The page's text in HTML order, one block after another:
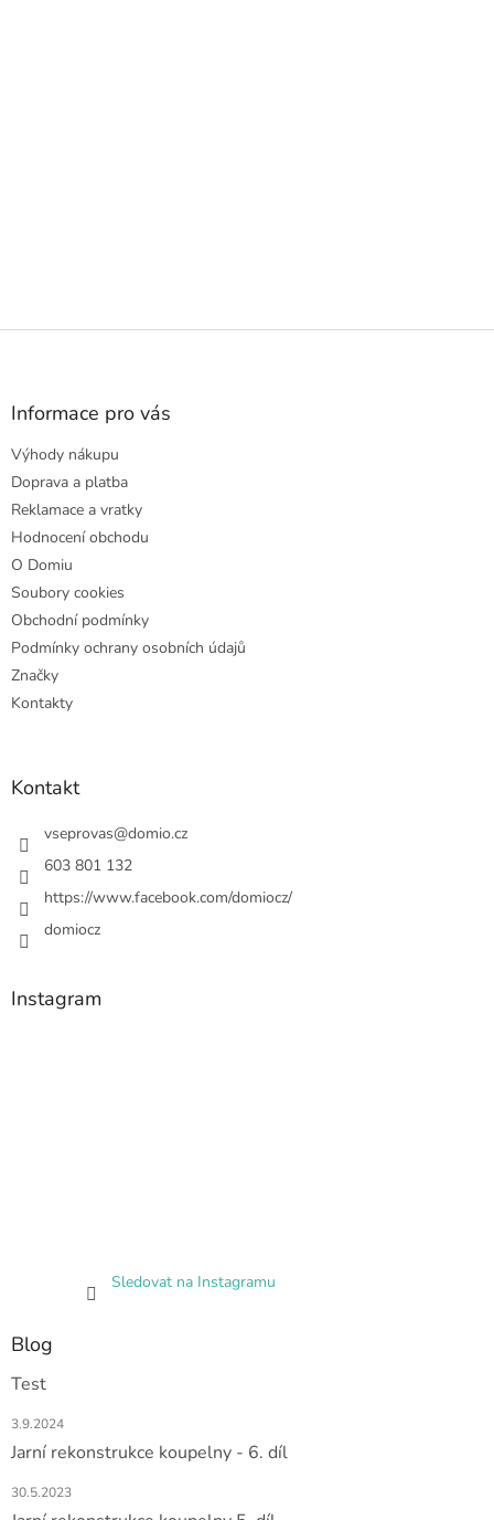
Z
Informace pro vás
Výhody nákupu
Doprava a platba
Reklamace a vratky
Hodnocení obchodu
O Domiu
Soubory cookies
Obchodní podmínky
Podmínky ochrany osobních údajů
Značky
Kontakty
Kontakt
vseprovas@domio.cz
603 801 132
https://www.facebook.com/domiocz/
domiocz
Instagram
Sledovat na Instagramu
Blog
Test
3.9.2024
Jarní rekonstrukce koupelny - 6. díl
30.5.2023